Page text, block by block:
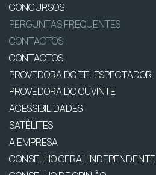
CONCURSOS
PERGUNTAS FREQUENTES
CONTACTOS
CONTACTOS
PROVEDORA DO TELESPECTADOR
PROVEDORA DO OUVINTE
ACESSIBILIDADES
SATÉLITES
A EMPRESA
CONSELHO GERAL INDEPENDENTE